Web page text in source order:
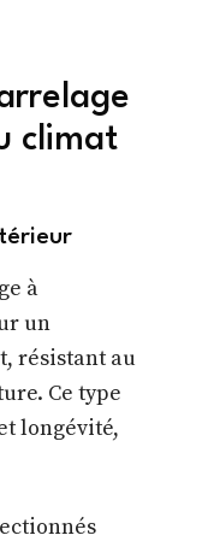
climat
à
un
résistant au
Ce type
longévité,